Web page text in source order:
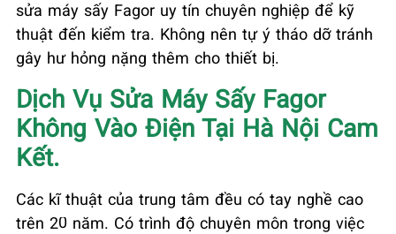
sửa máy sấy Fagor uy tín chuyên nghiệp để kỹ
thuật đến kiểm tra. Không nên tự ý tháo dỡ tránh
gây hư hỏng nặng thêm cho thiết bị.
Dịch Vụ Sửa Máy Sấy Fagor
Không Vào Điện Tại Hà Nội Cam
Kết.
Các kĩ thuật của trung tâm đều có tay nghề cao
trên 20 năm. Có trình độ chuyên môn trong việc